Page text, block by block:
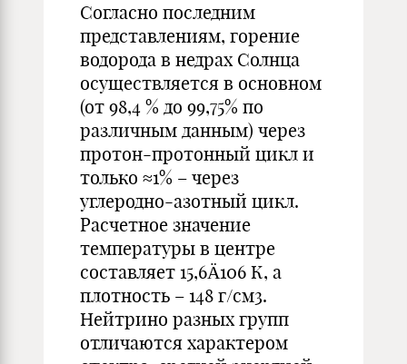
Согласно последним
представлениям, горение
водорода в недрах Солнца
осуществляется в основном
(от 98,4 % до 99,75% по
различным данным) через
протон-протонный цикл и
только ≈1% – через
углеродно-азотный цикл.
Расчетное значение
температуры в центре
составляет 15,6Ä106 К, а
плотность – 148 г/см3.
Нейтрино разных групп
отличаются характером